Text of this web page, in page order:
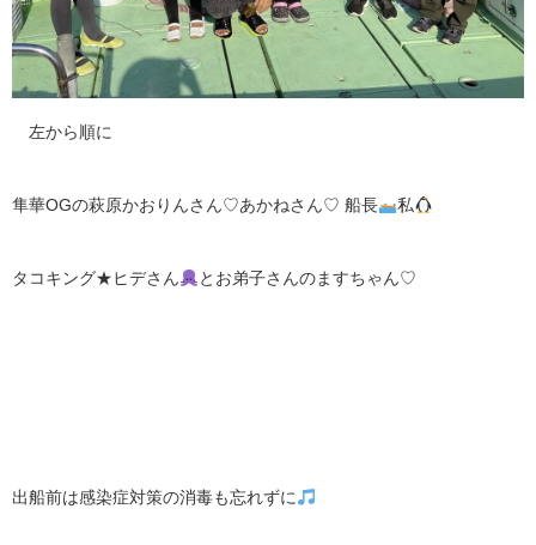
左から順に
隼華OGの萩原かおりんさん♡あかねさん♡ 船長 私
タコキング★ヒデさん とお弟子さんのますちゃん♡
出船前は感染症対策の消毒も忘れずに